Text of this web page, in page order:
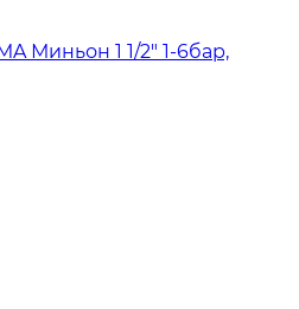
Миньон 1 1/2" 1-6бар,